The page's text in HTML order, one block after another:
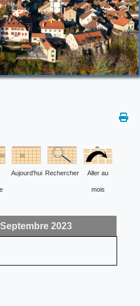
Aujourd'hui Rechercher Aller au
mois
2023